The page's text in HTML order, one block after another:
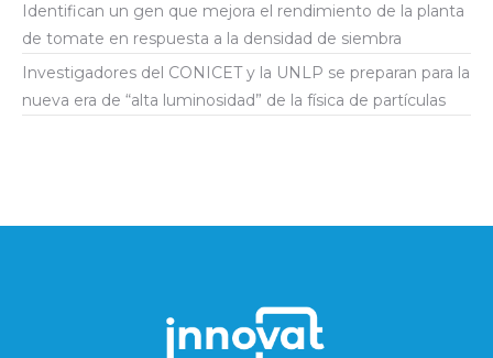
Identifican un gen que mejora el rendimiento de la planta
de tomate en respuesta a la densidad de siembra
Investigadores del CONICET y la UNLP se preparan para la
nueva era de “alta luminosidad” de la física de partículas